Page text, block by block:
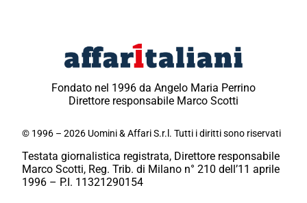
Fondato nel 1996 da Angelo Maria Perrino
Direttore responsabile Marco Scotti
© 1996 – 2026 Uomini & Affari S.r.l. Tutti i diritti sono riservati
Testata giornalistica registrata, Direttore responsabile
Marco Scotti, Reg. Trib. di Milano n° 210 dell’11 aprile
1996 – P.I. 11321290154